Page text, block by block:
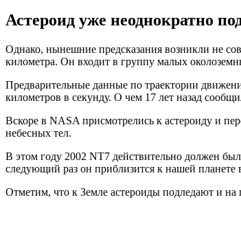
Астероид уже неоднократно
Однако, нынешние предсказания возникли не
километра. Он входит в группу малых
Предварительные данные по траектории
километров в секунду. О чем 17 лет назад
Вскоре в NASA присмотрелись к астероиду и
небесных тел.
В этом году 2002 NТ7 действительно должен
следующий раз он приблизится к нашей планете
Отметим, что к Земле астероиды подледают и на